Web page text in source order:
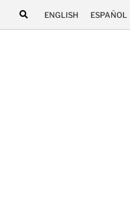
ENGLISH ESPAÑOL